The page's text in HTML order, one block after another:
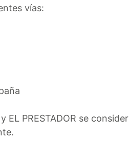
vías:
PRESTADOR se